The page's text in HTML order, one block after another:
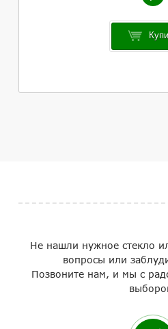
Не нашли нужное стекло
вопросы или
Позвоните нам, и мы с